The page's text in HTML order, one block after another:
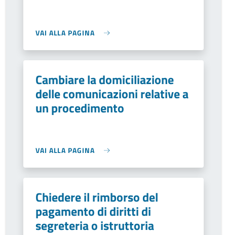
VAI ALLA PAGINA
Cambiare la domiciliazione
delle comunicazioni relative a
un procedimento
VAI ALLA PAGINA
Chiedere il rimborso del
pagamento di diritti di
segreteria o istruttoria